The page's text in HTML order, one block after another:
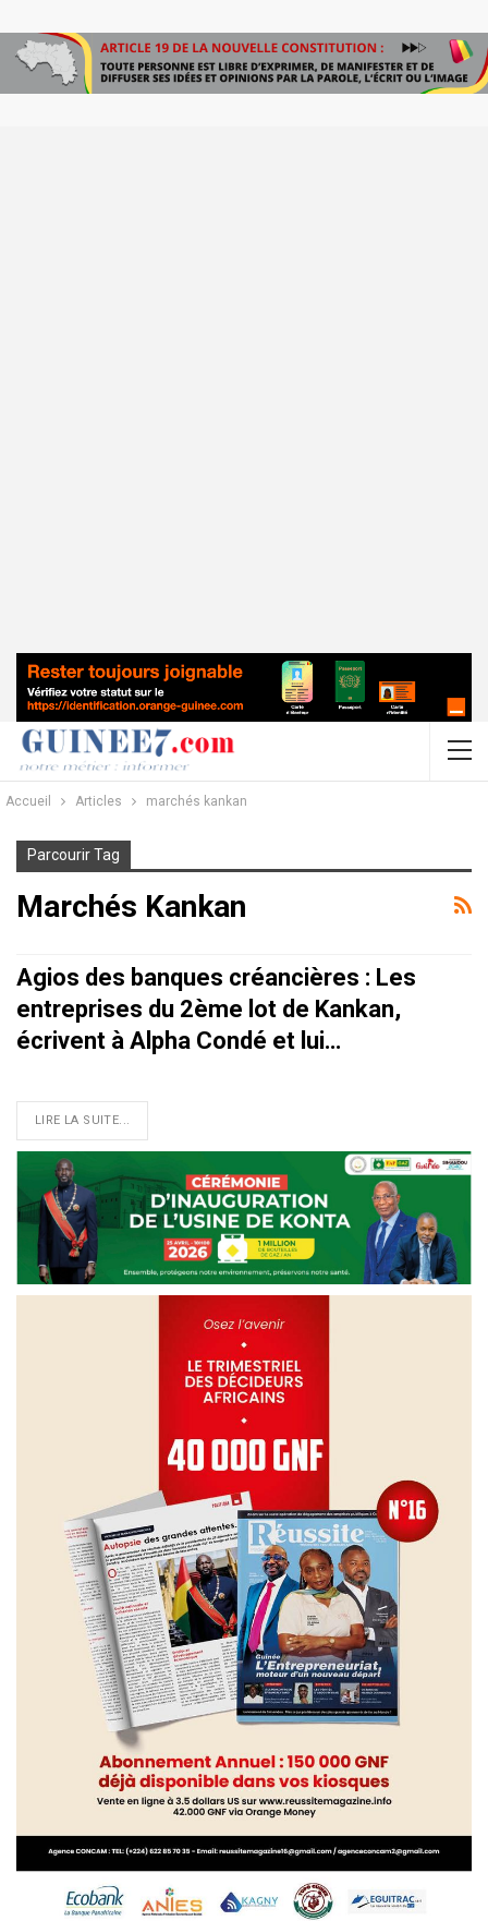
Accueil Articles marchés kankan
Parcourir Tag
Marchés Kankan
Agios des banques créancières : Les
entreprises du 2ème lot de Kankan,
écrivent à Alpha Condé et lui…
LIRE LA SUITE...